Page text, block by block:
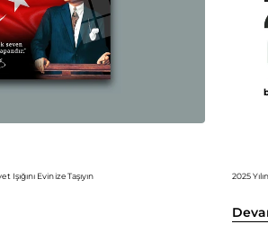
Evinize Taşıyın 2025